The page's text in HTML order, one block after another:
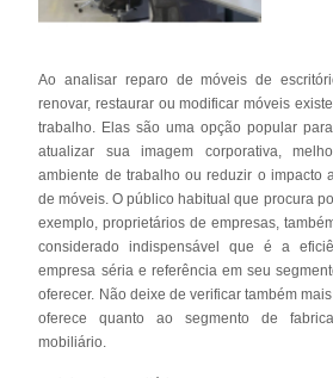
Ao analisar reparo de móveis de
renovar, restaurar ou modificar móveis
trabalho. Elas são uma opção popular
atualizar sua imagem corporativa,
ambiente de trabalho ou reduzir o impacto
de móveis. O público habitual que procura
exemplo, proprietários de empresas,
considerado indispensável que é a
empresa séria e referência em seu
oferecer. Não deixe de verificar também
oferece quanto ao segmento de
mobiliário.